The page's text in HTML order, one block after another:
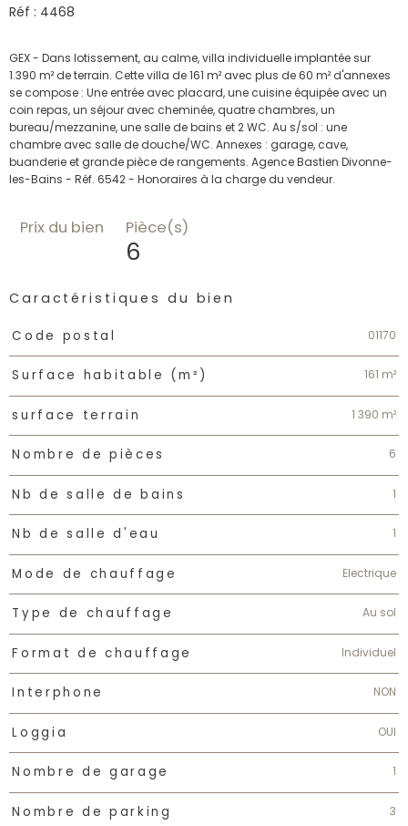
Réf : 4468
GEX - Dans lotissement, au calme, villa individuelle implantée sur
1.390 m² de terrain. Cette villa de 161 m² avec plus de 60 m² d'annexes
se compose : Une entrée avec placard, une cuisine équipée avec un
coin repas, un séjour avec cheminée, quatre chambres, un
bureau/mezzanine, une salle de bains et 2 WC. Au s/sol : une
chambre avec salle de douche/WC. Annexes : garage, cave,
buanderie et grande pièce de rangements. Agence Bastien Divonne-
Prix du bien Pièce(s)
6
Caractéristiques du bien
Caractéristiques Valeurs
Code postal 01170
Surface habitable (m²) 161 m²
surface terrain 1 390 m²
Nombre de pièces 6
Nb de salle de bains 1
Nb de salle d'eau 1
Mode de chauffage Electrique
Type de chauffage Au sol
Format de chauffage Individuel
Interphone NON
Loggia OUI
Nombre de garage 1
Nombre de parking 3